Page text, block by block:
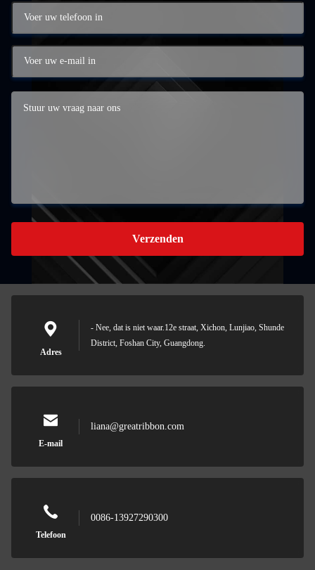
Verzenden
Adres
- Nee, dat is niet waar.12e straat, Xichon, Lunjiao, Shunde
District, Foshan City, Guangdong.
E-mail
liana@greatribbon.com
Telefoon
0086-13927290300